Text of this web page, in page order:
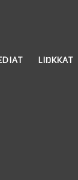
LIŊKKAT